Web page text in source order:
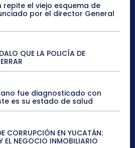
repite el viejo esquema de
por el director General
QUE LA POLICÍA DE
fue diagnosticado con
es su estado de salud
CORRUPCIÓN EN YUCATÁN:
EL NEGOCIO INMOBILIARIO